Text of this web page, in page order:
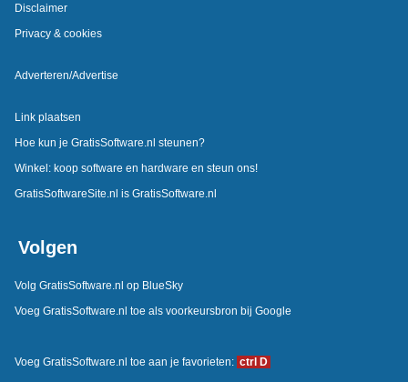
Disclaimer
Privacy & cookies
Adverteren/Advertise
Link plaatsen
Hoe kun je GratisSoftware.nl steunen?
Winkel: koop software en hardware en steun ons!
GratisSoftwareSite.nl is GratisSoftware.nl
Volgen
Volg GratisSoftware.nl op BlueSky
Voeg GratisSoftware.nl toe als voorkeursbron bij Google
Voeg GratisSoftware.nl toe aan je favorieten: ctrl D